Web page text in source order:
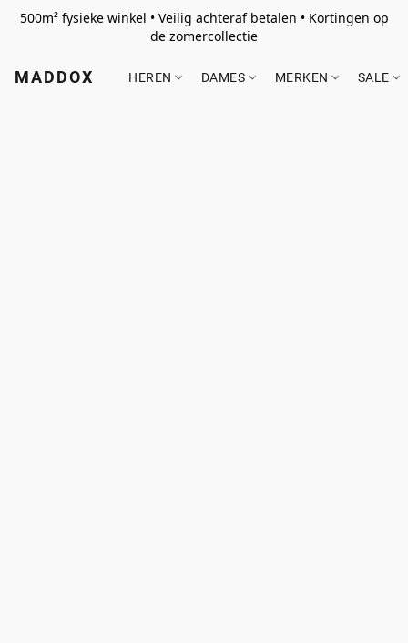
500m² fysieke winkel • Veilig achteraf betalen • Kortingen op
de zomercollectie
MADDOX HEREN DAMES MERKEN SALE